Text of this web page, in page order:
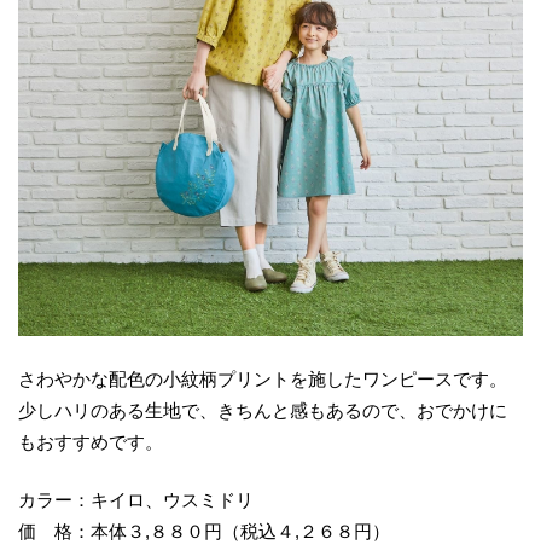
さわやかな配色の小紋柄プリントを施したワンピースです。
少しハリのある生地で、きちんと感もあるので、おでかけに
もおすすめです。
カラー：キイロ、ウスミドリ
価 格：本体３,８８０円（税込４,２６８円）